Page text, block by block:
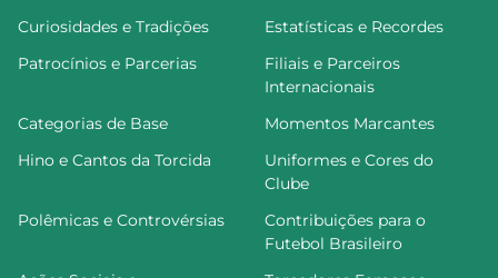
Curiosidades e Tradições
Estatísticas e Recordes
Patrocínios e Parcerias
Filiais e Parceiros
Internacionais
Categorias de Base
Momentos Marcantes
Hino e Cantos da Torcida
Uniformes e Cores do
Clube
Polêmicas e Controvérsias
Contribuições para o
Futebol Brasileiro